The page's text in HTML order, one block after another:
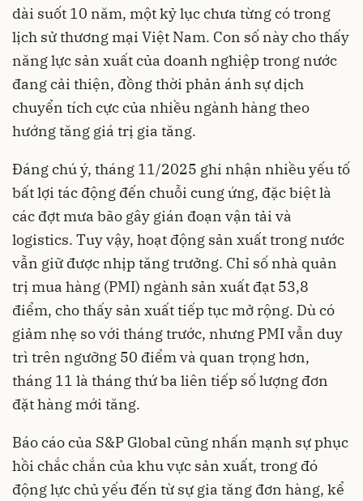
dài suốt 10 năm, một kỷ lục chưa từng có trong
lịch sử thương mại Việt Nam. Con số này cho thấy
năng lực sản xuất của doanh nghiệp trong nước
đang cải thiện, đồng thời phản ánh sự dịch
chuyển tích cực của nhiều ngành hàng theo
hướng tăng giá trị gia tăng.
Đáng chú ý, tháng 11/2025 ghi nhận nhiều yếu tố
bất lợi tác động đến chuỗi cung ứng, đặc biệt là
các đợt mưa bão gây gián đoạn vận tải và
logistics. Tuy vậy, hoạt động sản xuất trong nước
vẫn giữ được nhịp tăng trưởng. Chỉ số nhà quản
trị mua hàng (PMI) ngành sản xuất đạt 53,8
điểm, cho thấy sản xuất tiếp tục mở rộng. Dù có
giảm nhẹ so với tháng trước, nhưng PMI vẫn duy
trì trên ngưỡng 50 điểm và quan trọng hơn,
tháng 11 là tháng thứ ba liên tiếp số lượng đơn
đặt hàng mới tăng.
Báo cáo của S&P Global cũng nhấn mạnh sự phục
hồi chắc chắn của khu vực sản xuất, trong đó
động lực chủ yếu đến từ sự gia tăng đơn hàng, kể